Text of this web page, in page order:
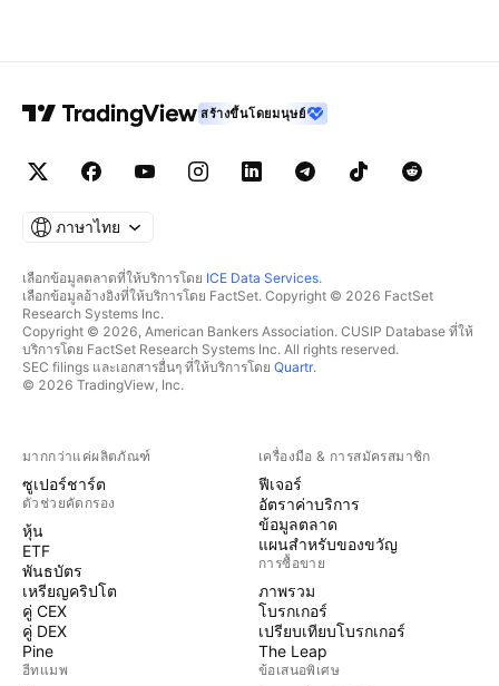
สร้างขึ้นโดยมนุษย์
ภาษาไทย
เลือกข้อมูลตลาดที่ให้บริการโดย ICE Data Services.
เลือกข้อมูลอ้างอิงที่ให้บริการโดย FactSet. Copyright © 2026 FactSet
Research Systems Inc.
Copyright © 2026, American Bankers Association. CUSIP Database ที่ให้
บริการโดย FactSet Research Systems Inc. All rights reserved.
SEC filings และเอกสารอื่นๆ ที่ให้บริการโดย Quartr.
© 2026 TradingView, Inc.
มากกว่าแค่ผลิตภัณฑ์
ซูเปอร์ชาร์ต
ตัวช่วยคัดกรอง
หุ้น
ETF
พันธบัตร
เหรียญคริปโต
คู่ CEX
คู่ DEX
Pine
ฮีทแมพ
เครื่องมือ & การสมัครสมาชิก
ฟีเจอร์
อัตราค่าบริการ
ข้อมูลตลาด
แผนสำหรับของขวัญ
การซื้อขาย
ภาพรวม
โบรกเกอร์
เปรียบเทียบโบรกเกอร์
The Leap
ข้อเสนอพิเศษ